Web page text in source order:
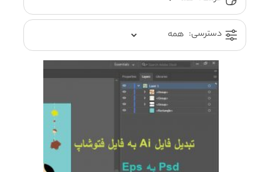
دسترسی: